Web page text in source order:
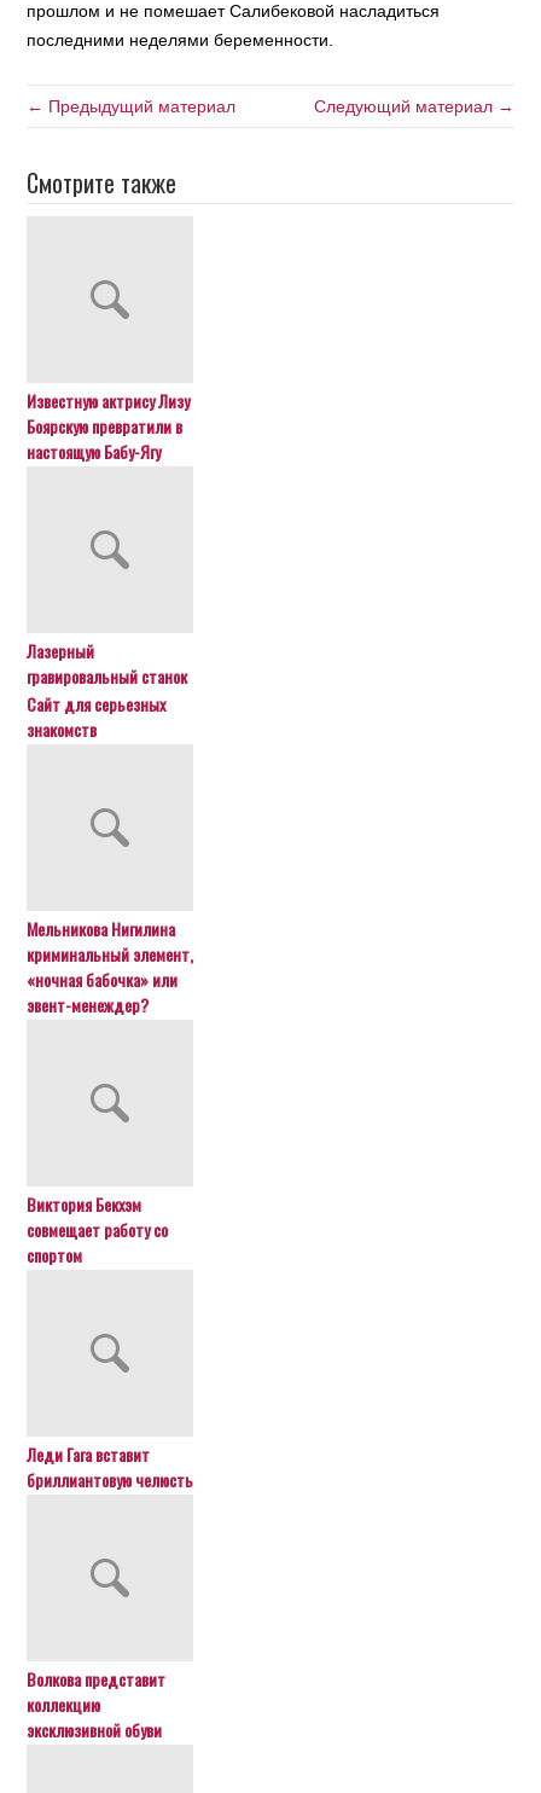
прошлом и не помешает Салибековой насладиться
последними неделями беременности.
← Предыдущий материал Следующий материал →
Смотрите также
Известную актрису Лизу
Боярскую превратили в
настоящую Бабу-Ягу
Лазерный
гравировальный станок
Сайт для серьезных
знакомств
Мельникова Нигилина
криминальный элемент,
«ночная бабочка» или
эвент-менеждер?
Виктория Бекхэм
совмещает работу со
спортом
Леди Гага вставит
бриллиантовую челюсть
Волкова представит
коллекцию
эксклюзивной обуви